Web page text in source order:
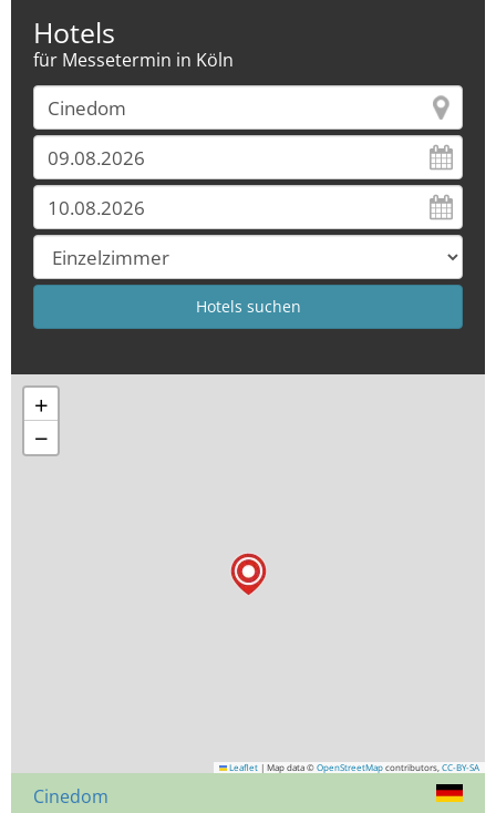
Hotels
für Messetermin in Köln
+
−
Leaflet | Map data © OpenStreetMap contributors, CC-BY-SA
Cinedom